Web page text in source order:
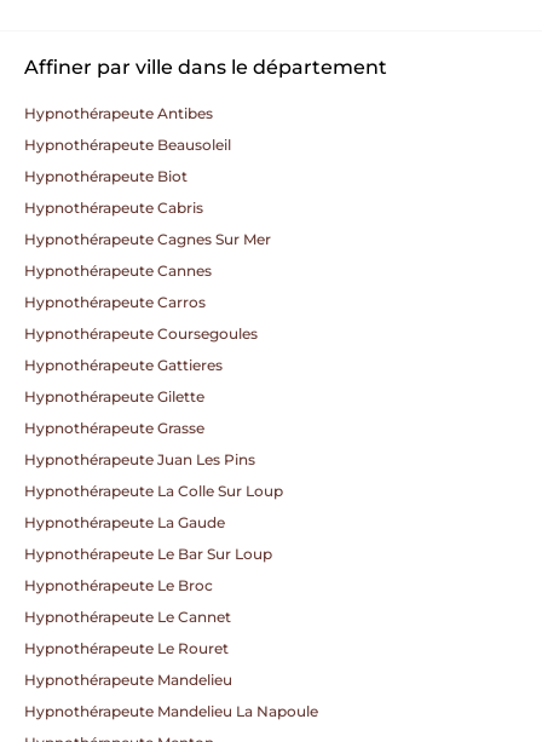
Affiner par ville dans le département
Hypnothérapeute Antibes
Hypnothérapeute Beausoleil
Hypnothérapeute Biot
Hypnothérapeute Cabris
Hypnothérapeute Cagnes Sur Mer
Hypnothérapeute Cannes
Hypnothérapeute Carros
Hypnothérapeute Coursegoules
Hypnothérapeute Gattieres
Hypnothérapeute Gilette
Hypnothérapeute Grasse
Hypnothérapeute Juan Les Pins
Hypnothérapeute La Colle Sur Loup
Hypnothérapeute La Gaude
Hypnothérapeute Le Bar Sur Loup
Hypnothérapeute Le Broc
Hypnothérapeute Le Cannet
Hypnothérapeute Le Rouret
Hypnothérapeute Mandelieu
Hypnothérapeute Mandelieu La Napoule